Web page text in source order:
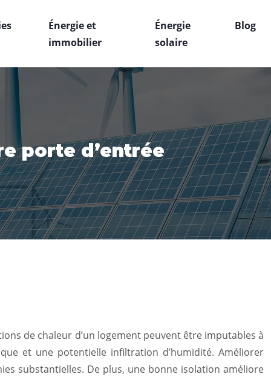
Énergie et
immobilier
Énergie
solaire
Blog
porte d’entrée
de chaleur d’un logement peuvent être imputables à
et une potentielle infiltration d’humidité. Améliorer
substantielles. De plus, une bonne isolation améliore